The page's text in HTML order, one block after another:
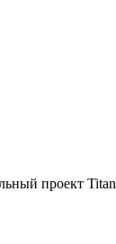
проект Titan